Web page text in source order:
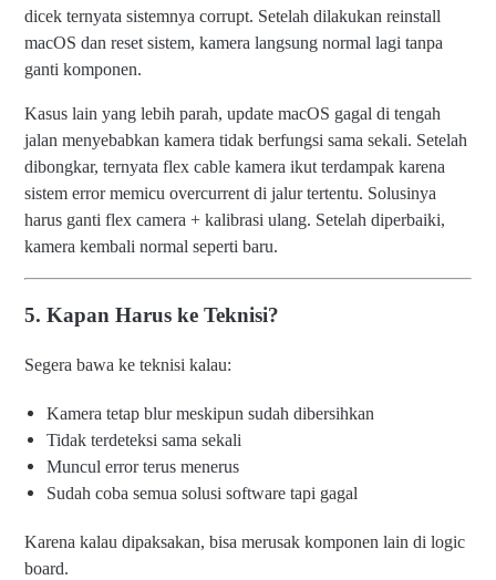
dicek ternyata sistemnya corrupt. Setelah dilakukan reinstall
macOS dan reset sistem, kamera langsung normal lagi tanpa
ganti komponen.
Kasus lain yang lebih parah, update macOS gagal di tengah
jalan menyebabkan kamera tidak berfungsi sama sekali. Setelah
dibongkar, ternyata flex cable kamera ikut terdampak karena
sistem error memicu overcurrent di jalur tertentu. Solusinya
harus ganti flex camera + kalibrasi ulang. Setelah diperbaiki,
kamera kembali normal seperti baru.
5. Kapan Harus ke Teknisi?
Segera bawa ke teknisi kalau:
Kamera tetap blur meskipun sudah dibersihkan
Tidak terdeteksi sama sekali
Muncul error terus menerus
Sudah coba semua solusi software tapi gagal
Karena kalau dipaksakan, bisa merusak komponen lain di logic
board.